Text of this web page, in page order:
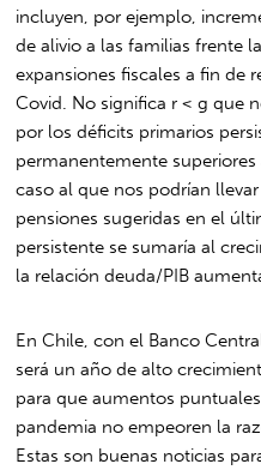
incluyen, por ejemplo,
de alivio a las familias frente
expansiones fiscales a fin de
Covid. No significa r < g que
por los déficits primarios
permanentemente
caso al que nos podrían
pensiones sugeridas en el
persistente se sumaría al
la relación deuda/PIB
En Chile, con el Banco
será un año de alto
para que aumentos
pandemia no empeoren la
Estas son buenas noticias